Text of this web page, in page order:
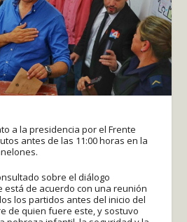
a la presidencia por el Frente
antes de las 11:00 horas en la
sobre el diálogo
está de acuerdo con una reunión
los partidos antes del inicio del
de quien fuere este, y sostuvo